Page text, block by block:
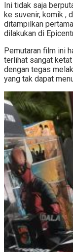
Ini tidak saja
ke suvenir, komik ,
ditampilkan
dilakukan di
Pemutaran film ini
terlihat sangat
dengan tegas
yang tak dapat